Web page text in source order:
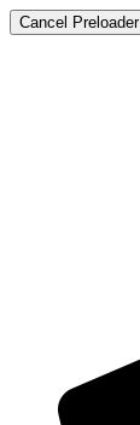
Cancel Preloader